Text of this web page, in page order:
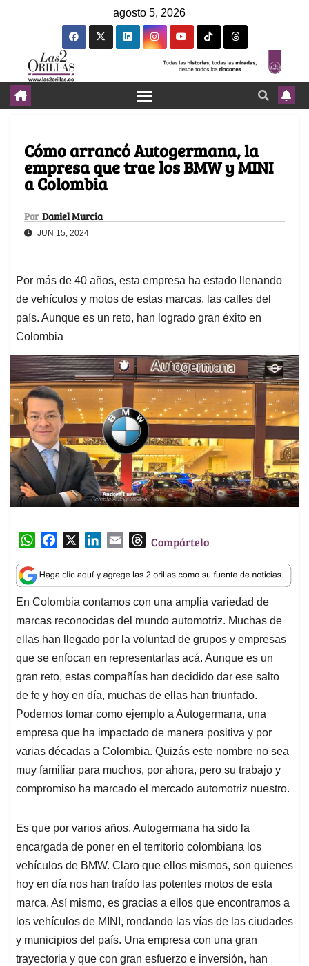
agosto 5, 2026
Cómo arrancó Autogermana, la
empresa que trae los BMW y MINI
a Colombia
Por Daniel Murcia
JUN 15, 2024
Por más de 40 años, esta empresa ha estado llenando
de vehículos y motos de estas marcas, las calles del
país. Aunque es un reto, han logrado gran éxito en
Colombia
W
a
t
s
A
p
p
c
e
b
o
o
k
n
k
e
d
I
n
a
i
l
T
r
e
a
d
s
Compártelo
En Colombia contamos con una amplia variedad de
marcas reconocidas del mundo automotriz. Muchas de
ellas han llegado por la voluntad de grupos y empresas
que se enfocan en representarlas acá. Aunque es un
gran reto, estas compañías han decidido dar ese salto
de fe y hoy en día, muchas de ellas han triunfado.
Podemos tomar como ejemplo a Autogermana, una
empresa que ha impactado de manera positiva y por
varias décadas a Colombia. Quizás este nombre no sea
muy familiar para muchos, por ahora, pero su trabajo y
compromiso ha marcado el mercado automotriz nuestro.
Es que por varios años, Autogermana ha sido la
encargada de poner en el territorio colombiana los
vehículos de BMW. Claro que ellos mismos, son quienes
hoy en día nos han traído las potentes motos de esta
marca. Así mismo, es gracias a ellos que encontramos a
los vehículos de MINI, rondando las vías de las ciudades
y municipios del país. Una empresa con una gran
trayectoria y que con gran esfuerzo e inversión, han